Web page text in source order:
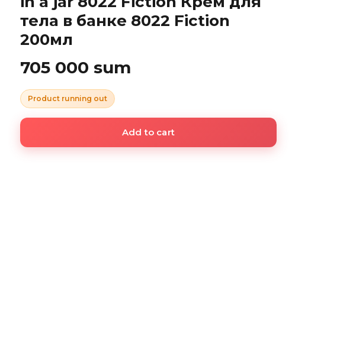
тела в банке 8022 Fiction
200мл
705 000 sum
Product running out
Add to cart